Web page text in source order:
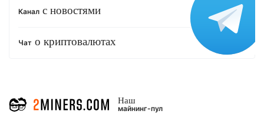
Канал с новостями
Чат о криптовалютах
Наш
майнинг-пул